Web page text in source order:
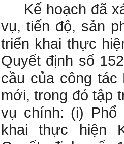
Kế hoạch đã
vụ, tiến độ, sản
triển khai thực
Quyết định số
cầu của công tác
mới, trong đó tập
vụ chính: (i) Phổ
khai thực hiện